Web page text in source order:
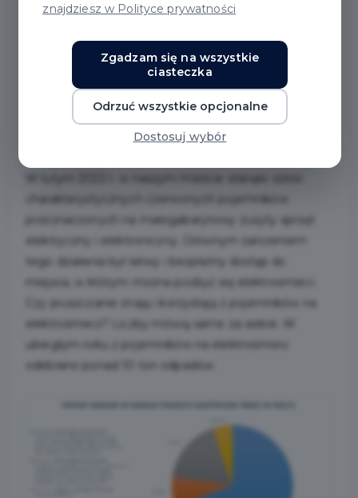
POJEMNIKÓW NA
ELEKTROŚMIECI
ODEBRANO PONAD 10
TON ODPADÓW
charakterystycznych czerwonych pojemników
przeznaczonych na małogabarytowy zużyty sprzęt
elektryczny i elektroniczny. Głównym założeniem
tego działania był łatwy i bezpłatny dostęp do
miejsca, w którym można pozbyć się elektrośmieci.
Czy pruszczanie znają i korzystają z pojemników na
elektrośmieci? Liczby mówią same za siebie. W
ubiegłym roku z pojemników na elektrośmieci
odebrano ponad 10 ton odpadów.
znajdziesz w Polityce prywatności
Zgadzam się na wszystkie
ciasteczka
Odrzuć wszystkie opcjonalne
Dostosuj wybór